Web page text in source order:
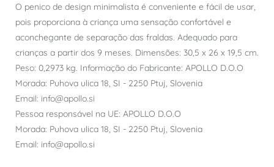
O penico de design minimalista é conveniente e fácil de usar,
pois proporciona à criança uma sensação confortável e
aconchegante de separação das fraldas. Adequado para
crianças a partir dos 9 meses. Dimensões: 30,5 x 26 x 19,5 cm.
Peso: 0,2973 kg. Informação do Fabricante: APOLLO D.O.O
Morada: Puhova ulica 18, SI - 2250 Ptuj, Slovenia
Email: info@apollo.si
Pessoa responsável na UE: APOLLO D.O.O
Morada: Puhova ulica 18, SI - 2250 Ptuj, Slovenia
Email: info@apollo.si